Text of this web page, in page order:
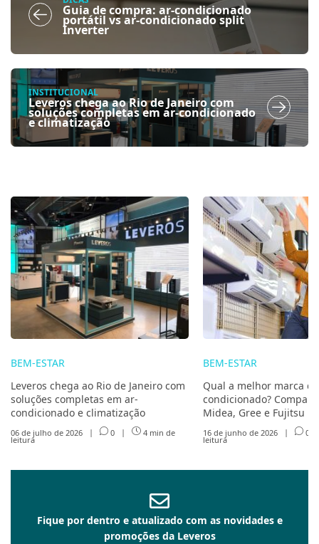
Guia de compra: ar-condicionado
portátil vs ar-condicionado split
Inverter
INSTITUCIONAL
Leveros chega ao Rio de Janeiro com
soluções completas em ar-condicionado
e climatização
BEM-ESTAR
Leveros chega ao Rio de Janeiro com
soluções completas em ar-
condicionado e climatização
06 de julho de 2026 | 0 | 4 min de
leitura
BEM-ESTAR
Qual a melhor marca
condicionado?
Midea, Gree e Fujitsu
16 de junho de 2026 | 0
leitura
Fique por dentro e atualizado com as novidades e
promoções da Leveros